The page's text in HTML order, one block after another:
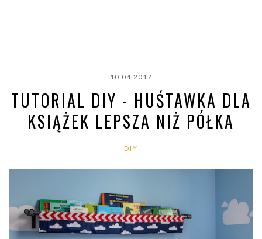
10.04.2017
TUTORIAL DIY - HUŚTAWKA DLA
KSIĄŻEK LEPSZA NIŻ PÓŁKA
DIY